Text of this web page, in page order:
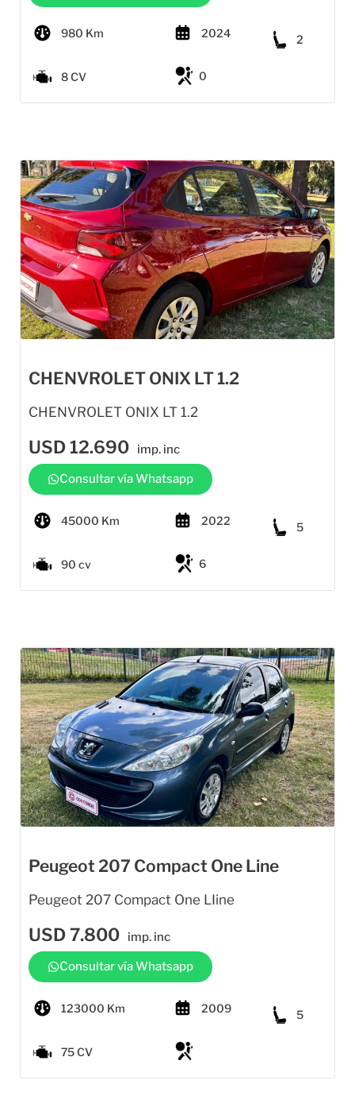
980 Km
8 CV
2024
0
2
CHENVROLET ONIX LT 1.2
CHENVROLET ONIX LT 1.2
USD 12.690 imp. inc
Consultar vía Whatsapp
45000 Km
90 cv
2022
6
5
Peugeot 207 Compact One Line
Peugeot 207 Compact One LIine
USD7.800 imp. inc
Consultar vía Whatsapp
123000 Km
75 CV
2009 5